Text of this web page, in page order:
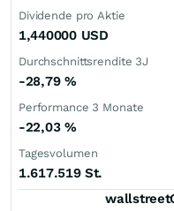
Dividende pro Aktie
1,440000 USD
Durchschnittsrendite 3J
-28,79 %
Performance 3 Monate
-22,03 %
Tagesvolumen
1.617.519 St.